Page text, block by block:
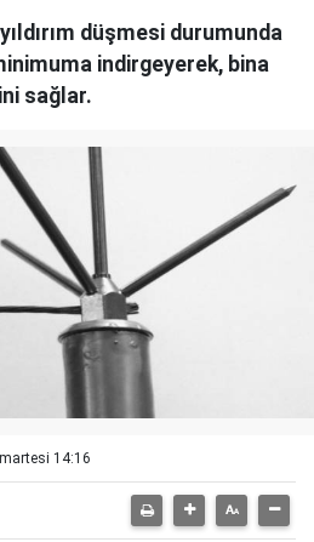
düşmesi durumunda
indirgeyerek, bina
sağlar.
14:16